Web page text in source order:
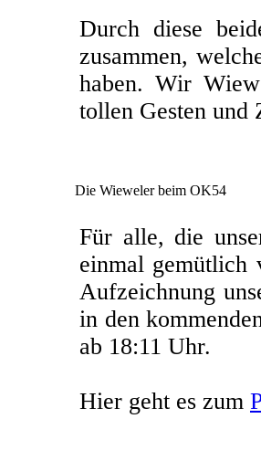
Durch diese
zusammen,
haben. Wir
tollen Gesten und
Die Wieweler beim OK54
Für alle, die
einmal gemütlich
Aufzeichnung
in den
ab 18:11 Uhr.
Hier geht es zum